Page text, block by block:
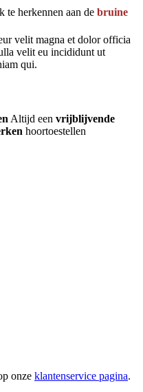
te herkennen aan de bruine
velit magna et dolor officia
velit eu incididunt ut
qui.
Altijd een vrijblijvende
hoortoestellen
onze klantenservice pagina.